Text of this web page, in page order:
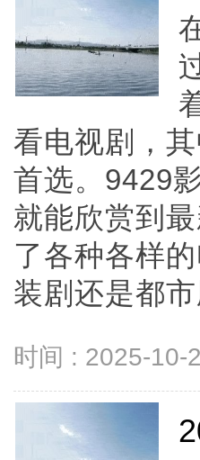
看电视剧，
首选。9429
就能欣赏到
了各种各样
装剧还是都
时间 : 2025-10-